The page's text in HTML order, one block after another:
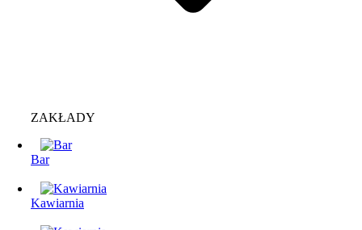
ZAKŁADY
Bar
Kawiarnia